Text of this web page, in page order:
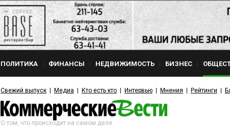
ПОЛИТИКА ФИНАНСЫ НЕДВИЖИМОСТЬ БИЗНЕС
Свежий выпуск Медиа Кто есть кто Интервью Мнения Рейтинги
О том, что происходит на самом деле